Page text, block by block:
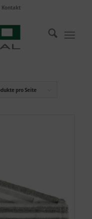
Kontakt
pro Seite